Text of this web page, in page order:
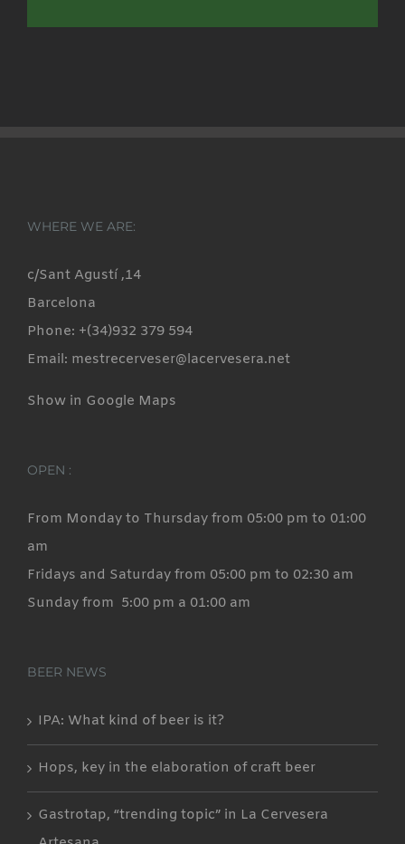
WHERE WE ARE:
c/Sant Agustí ,14
Barcelona
Phone: +(34)932 379 594
Email: mestrecerveser@lacervesera.net
Show in Google Maps
OPEN :
From Monday to Thursday from 05:00 pm to 01:00
am
Fridays and Saturday from 05:00 pm to 02:30 am
Sunday from 5:00 pm a 01:00 am
BEER NEWS
IPA: What kind of beer is it?
Hops, key in the elaboration of craft beer
Gastrotap, “trending topic” in La Cervesera